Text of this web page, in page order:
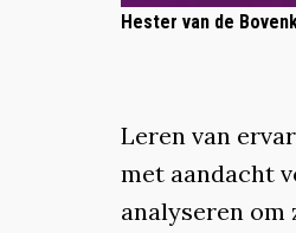
Hester van de
Leren van
met aandacht
analyseren om